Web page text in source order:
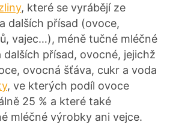
, které se vyrábějí ze
dalších přísad (ovoce,
vajec…), méně tučné mléčné
dalších přísad, ovocné, jejichž
ovocná šťáva, cukr a voda
, ve kterých podíl ovoce
25 % a které také
mléčné výrobky ani vejce.